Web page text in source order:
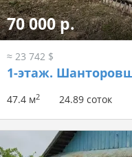
70 000 р.
≈ 23 742 $
1-этаж.
47.4 м2 24.89 соток